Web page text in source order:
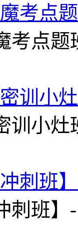
考点题
训小灶
刺班】